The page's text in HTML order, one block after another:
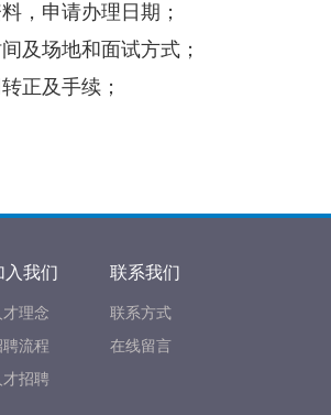
，申请办理日期；
及场地和面试方式；
正及手续；
入我们
才理念
聘流程
才招聘
联系我们
联系方式
在线留言